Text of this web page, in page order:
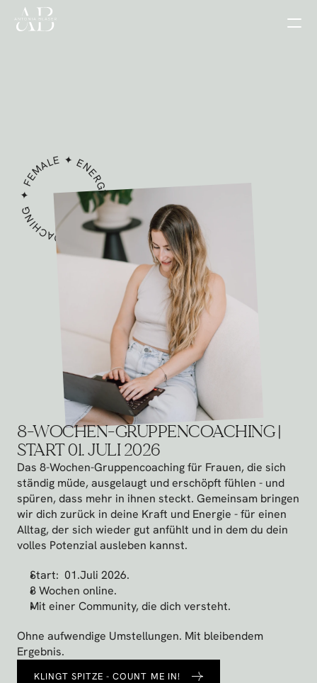
✦
FEMALE ✦ENERGY
✦
RESET COACHING
8-WOCHEN-GRUPPENCOACHING |
START 01. JULI 2026
Das 8-Wochen-Gruppencoaching für Frauen, die sich
ständig müde, ausgelaugt und erschöpft fühlen - und
spüren, dass mehr in ihnen steckt. Gemeinsam bringen
wir dich zurück in deine Kraft und Energie - für einen
Alltag, der sich wieder gut anfühlt und in dem du dein
volles Potenzial ausleben kannst.
Start:  01.Juli 2026.
8 Wochen online.
Mit einer Community, die dich versteht.
Ohne aufwendige Umstellungen. Mit bleibendem
Ergebnis.
KLINGT SPITZE - COUNT ME IN!